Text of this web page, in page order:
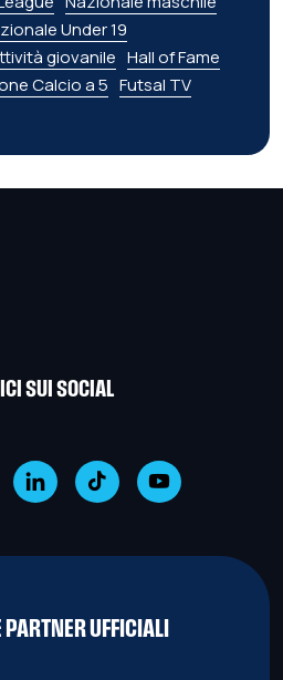
Under 19
giovanile Hall of Fame
Calcio a 5 Futsal TV
SUI SOCIAL
UFFICIALI